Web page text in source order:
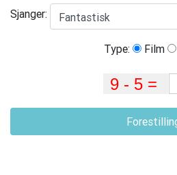
Sjanger:
Type: Film